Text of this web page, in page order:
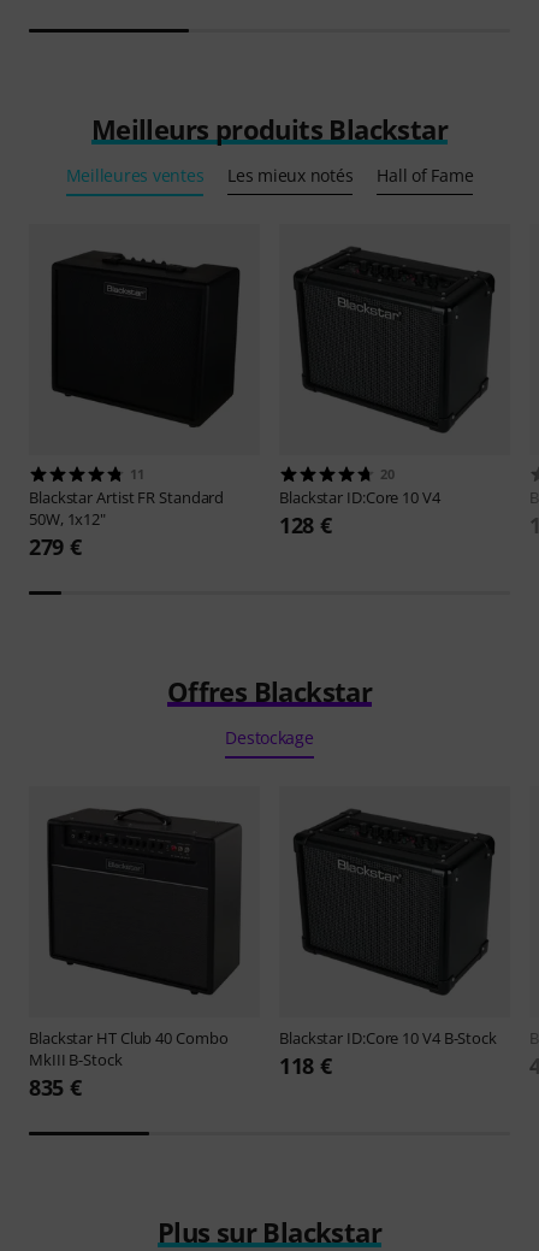
Meilleurs produits Blackstar
Meilleures ventes Les mieux notés Hall of Fame
11
BlackstarArtist FR Standard
50W, 1x12"
279 €
20
Blackstar ID:Core 10 V4
128 €
Offres Blackstar
Destockage
Blackstar HT Club 40 Combo
MkIII B-Stock
835 €
Blackstar ID:Core 10 V4 B-Stock
118 €
Plus sur Blackstar